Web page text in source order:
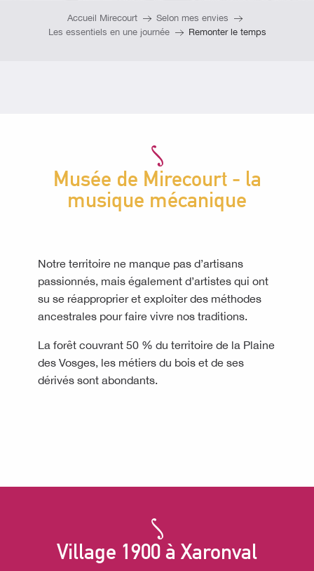
Accueil Mirecourt
Selon mes envies
Les essentiels en une journée
Remonter le temps
Musée de Mirecourt - la
musique mécanique
Notre territoire ne manque pas d’artisans
passionnés, mais également d’artistes qui ont
su se réapproprier et exploiter des méthodes
ancestrales pour faire vivre nos traditions.
La forêt couvrant 50 % du territoire de la Plaine
des Vosges, les métiers du bois et de ses
dérivés sont abondants.
Village 1900 à Xaronval